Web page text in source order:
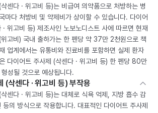
센다 · 위고비 등)는 비급여 의약품으로 처방하는 병
마다 처방비 및 약제비가 상이할 수 있습니다. 다이어
· 위고비 등) 제조사인 노보노디스트 사에 따르면 현재
고비) 국내 출하가는 한 펜당 약 37만 2천원으로 책
업계에서는 유통비와 진료비를 포함하면 실제 환자
다이어트 주사제 (삭센다 · 위고비 등) 한 펜당 80만
성될 것으로 예상됩니다.
(삭센다 · 위고비 등) 부작용
센다 · 위고비 등)는 대체로 식욕 억제, 지방 흡수 감
등의 방식으로 작용합니다. 대표적인 다이어트 주사제